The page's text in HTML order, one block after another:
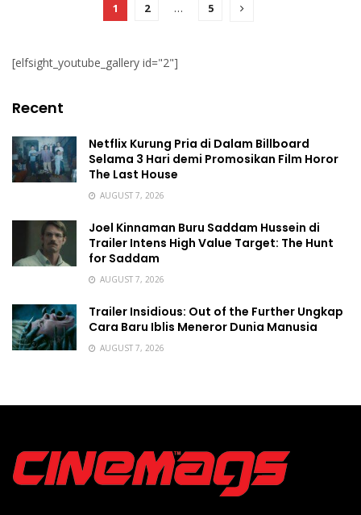
1 2 … 5
[elfsight_youtube_gallery id="2"]
Recent
Netflix Kurung Pria di Dalam Billboard
Selama 3 Hari demi Promosikan Film Horor
The Last House
AUGUST 7, 2026
Joel Kinnaman Buru Saddam Hussein di
Trailer Intens High Value Target: The Hunt
for Saddam
AUGUST 7, 2026
Trailer Insidious: Out of the Further Ungkap
Cara Baru Iblis Meneror Dunia Manusia
AUGUST 7, 2026